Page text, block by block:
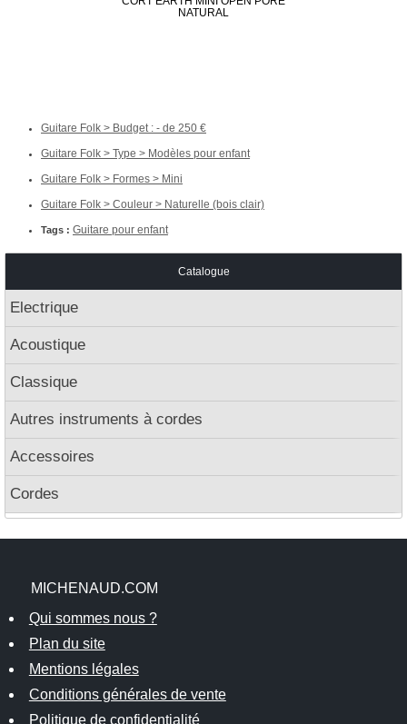
NATURAL
Guitare Folk > Budget : - de 250
Guitare Folk > Type > Modèles pour enfant
Guitare Folk > Formes > Mini
Guitare Folk > Couleur > Naturelle (bois clair)
Tags : Guitare pour enfant
Catalogue
Electrique
Acoustique
Classique
Autres instruments à cordes
Accessoires
Cordes
MICHENAUD.COM
Qui sommes nous ?
Plan du site
Mentions légales
Conditions générales de vente
Politique de confidentialité